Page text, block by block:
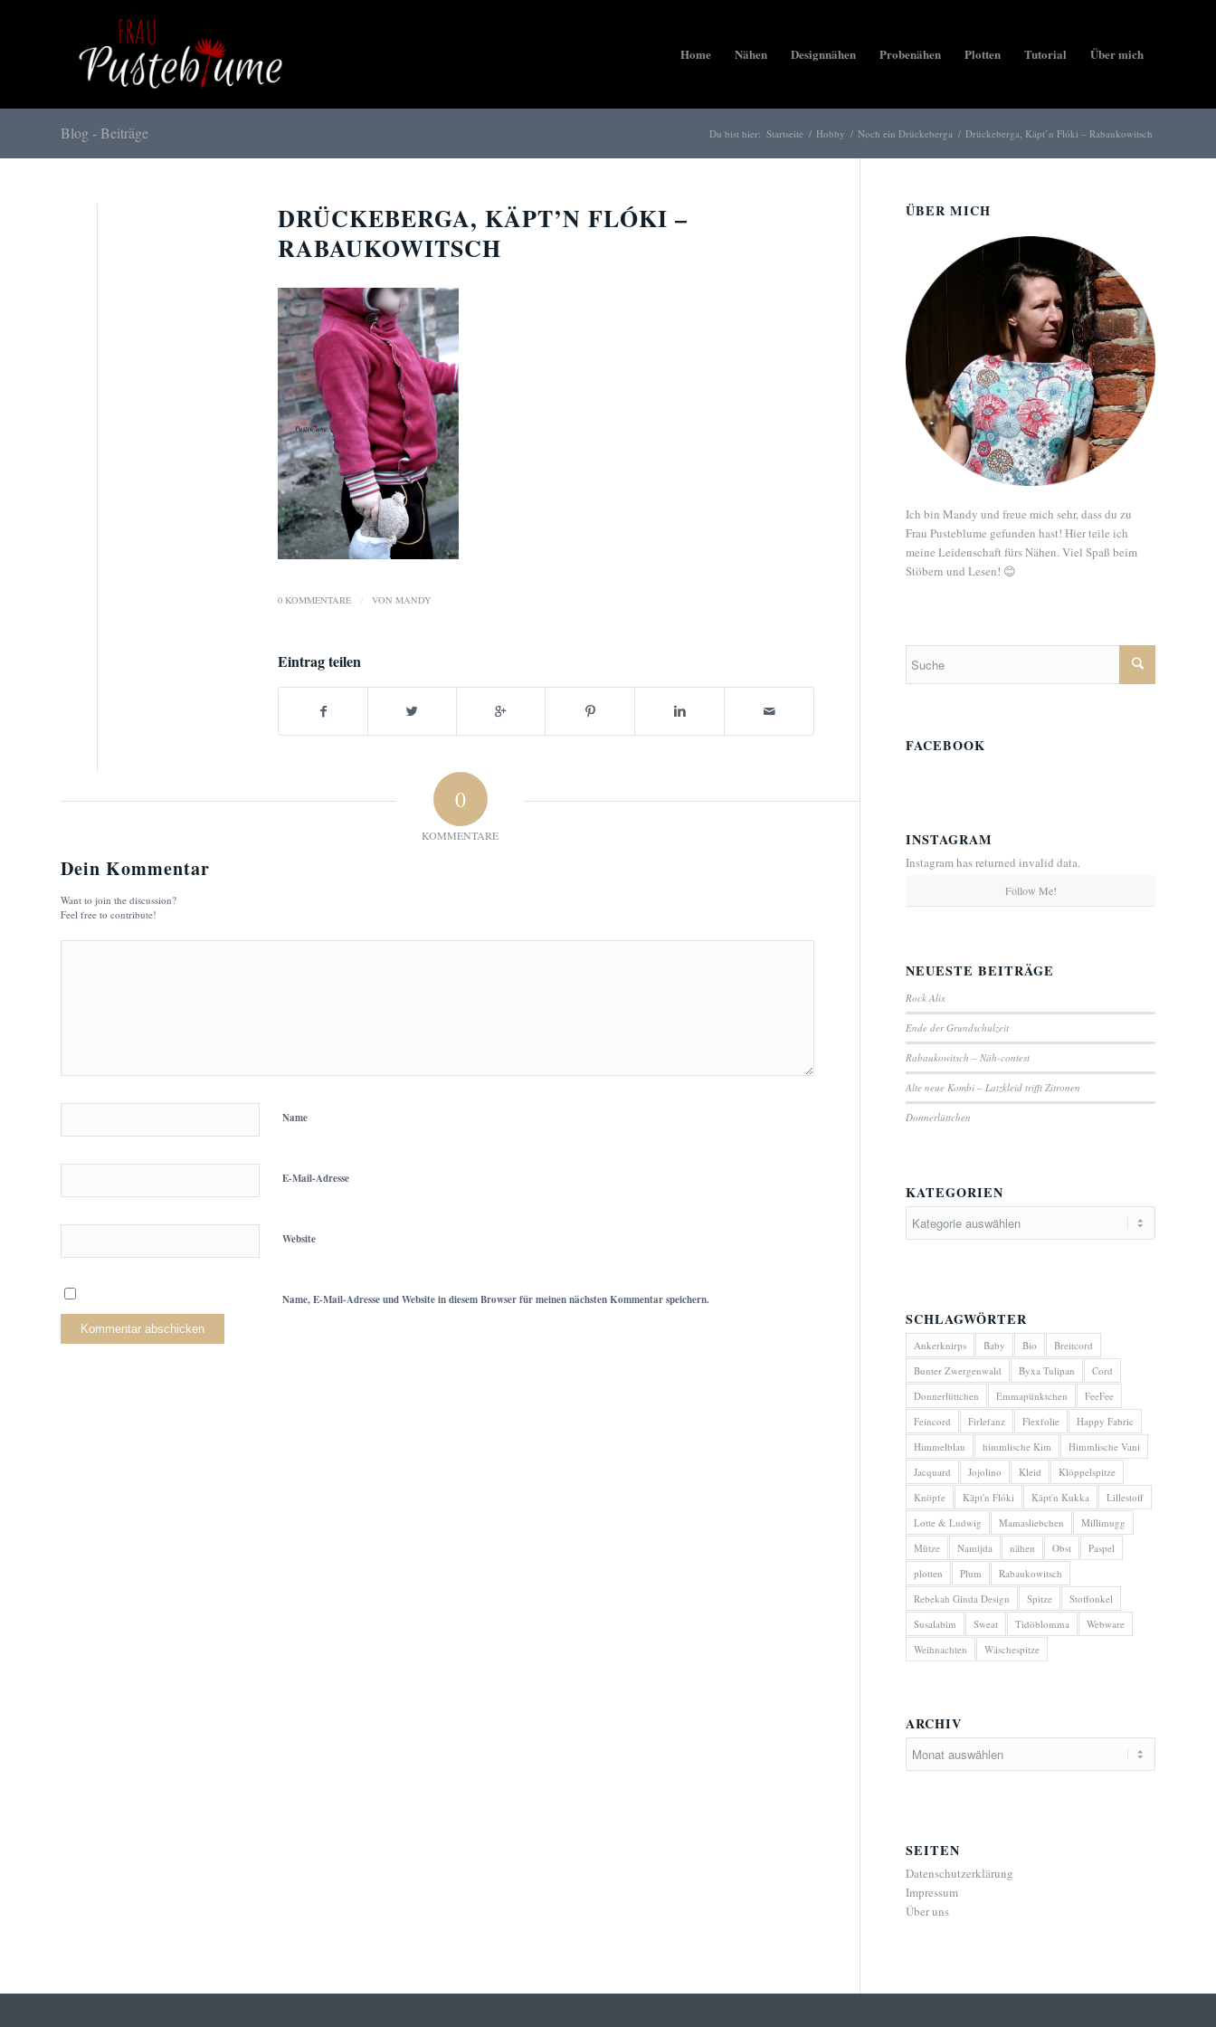
Home Nähen Designnähen Probenähen Plotten Tutorial Über mich
Blog - Beiträge Du bist hier: Startseite / Hobby / Noch ein Drückeberga / Drückeberga, Käpt’n Flóki – Rabaukowitsch
DRÜCKEBERGA, KÄPT’N FLÓKI –
RABAUKOWITSCH
0 KOMMENTARE / VON MANDY
Eintrag teilen
0
KOMMENTARE
Dein Kommentar
Want to join the discussion?
Feel free to contribute!
Name
E-Mail-Adresse
Website
Name, E-Mail-Adresse und Website in diesem Browser für meinen nächsten Kommentar speichern.
ÜBER MICH
Ich bin Mandy und freue mich sehr, dass du zu
Frau Pusteblume gefunden hast! Hier teile ich
meine Leidenschaft fürs Nähen. Viel Spaß beim
Stöbern und Lesen! 😊
FACEBOOK
INSTAGRAM
Instagram has returned invalid data.
Follow Me!
NEUESTE BEITRÄGE
Rock Alix
Ende der Grundschulzeit
Rabaukowitsch – Näh-contest
Alte neue Kombi – Latzkleid trifft Zitronen
Donnerlüttchen
KATEGORIEN
SCHLAGWÖRTER
Ankerknirps Baby Bio
Breitcord
Bunter Zwergenwald
Byxa Tulipan
Cord
Donnerlüttchen
Emmapünktchen
FeeFee
Feincord
Firlefanz Flexfolie
Happy Fabric
Himmelblau
himmlische Kim
Himmlische Vani
Jacquard
Jojolino Kleid
Klöppelspitze
Knöpfe
Käpt'n Flóki Käpt'n Kukka
Lillestoff
Lotte & Ludwig
Mamasliebchen
Millimugg
Mütze
Namijda nähen Obst
Paspel
plotten
Plum
Rabaukowitsch
Rebekah Ginda Design
Spitze
Stoffonkel
Susalabim
Sweat Tidöblomma
Webware
Weihnachten
Wäschespitze
ARCHIV
SEITEN
Datenschutzerklärung
Impressum
Über uns